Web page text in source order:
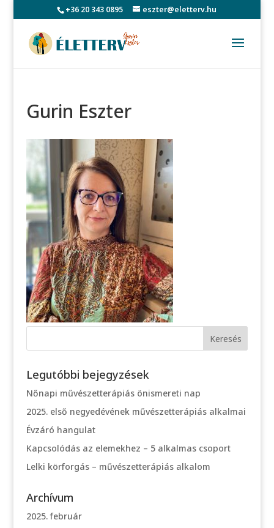
+36 20 343 0895 eszter@eletterv.hu
Gurin Eszter
Legutóbbi bejegyzések
Nőnapi művészetterápiás önismereti nap
2025. első negyedévének művészetterápiás alkalmai
Évzáró hangulat
Kapcsolódás az elemekhez – 5 alkalmas csoport
Lelki körforgás – művészetterápiás alkalom
Archívum
2025. február